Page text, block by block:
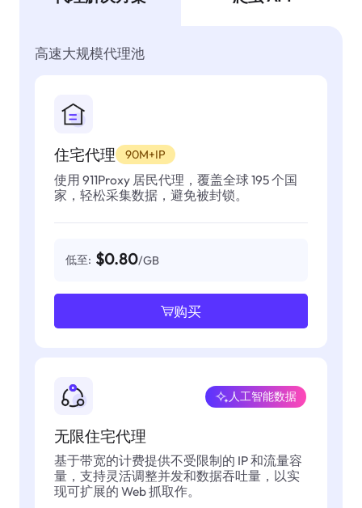
高速大规模代理池
住宅代理 90M+IP
使用 911Proxy 居民代理，覆盖全球 195 个国
家，轻松采集数据，避免被封锁。
低至: $0.80/GB
购买
无限住宅代理
人工智能数据
基于带宽的计费提供不受限制的 IP 和流量容
量，支持灵活调整并发和数据吞吐量，以实
现可扩展的 Web 抓取作。